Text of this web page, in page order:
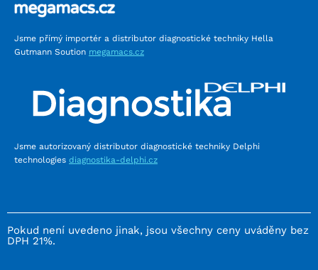
Jsme přímý importér a distributor diagnostické techniky Hella
Gutmann Soution megamacs.cz
Jsme autorizovaný distributor diagnostické techniky Delphi
technologies diagnostika-delphi.cz
Pokud není uvedeno jinak, jsou všechny ceny uváděny bez
DPH 21%.